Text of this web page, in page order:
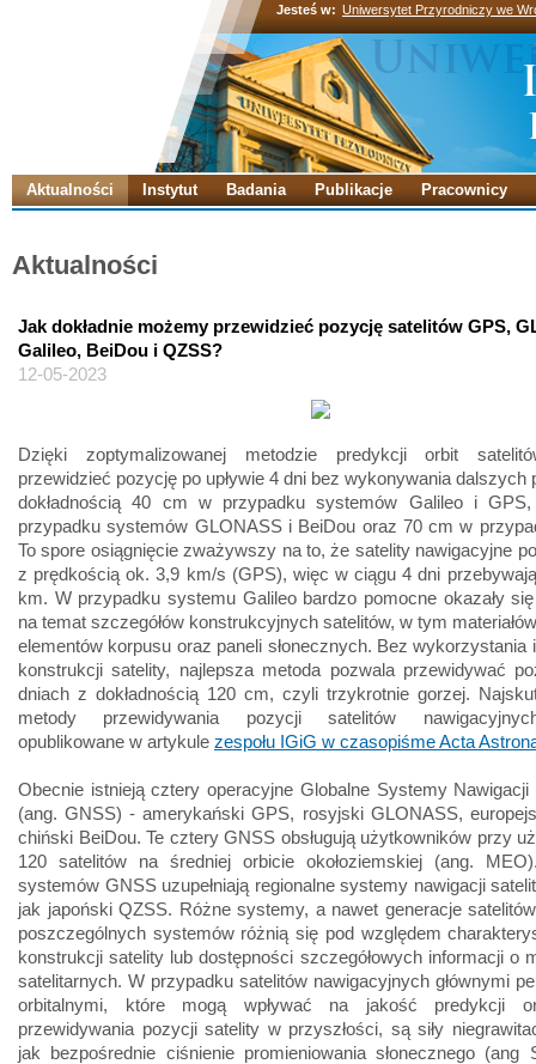
Jesteś w: Uniwersytet Przyrodniczy we
Aktualności Instytut Badania Publikacje Pracownicy
Aktualności
Jak dokładnie możemy przewidzieć pozycję satelitów GPS,
Galileo, BeiDou i QZSS?
12-05-2023
Dzięki zoptymalizowanej metodzie predykcji orbit
przewidzieć pozycję po upływie 4 dni bez wykonywania dalszych
dokładnością 40 cm w przypadku systemów Galileo i
przypadku systemów GLONASS i BeiDou oraz 70 cm w
To spore osiągnięcie zważywszy na to, że satelity nawigacyjne
z prędkością ok. 3,9 km/s (GPS), więc w ciągu 4 dni
km. W przypadku systemu Galileo bardzo pomocne okazały
na temat szczegółów konstrukcyjnych satelitów, w tym
elementów korpusu oraz paneli słonecznych. Bez wykorzystania
konstrukcji satelity, najlepsza metoda pozwala przewidywać
dniach z dokładnością 120 cm, czyli trzykrotnie gorzej.
metody przewidywania pozycji satelitów
opublikowane w artykule zespołu IGiG w czasopiśme Acta
Obecnie istnieją cztery operacyjne Globalne Systemy Nawigacji
(ang. GNSS) - amerykański GPS, rosyjski GLONASS,
chiński BeiDou. Te cztery GNSS obsługują użytkowników przy
120 satelitów na średniej orbicie okołoziemskiej (ang.
systemów GNSS uzupełniają regionalne systemy nawigacji
jak japoński QZSS. Różne systemy, a nawet generacje
poszczególnych systemów różnią się pod względem
konstrukcji satelity lub dostępności szczegółowych informacji o
satelitarnych. W przypadku satelitów nawigacyjnych głównymi
orbitalnymi, które mogą wpływać na jakość predykcji
przewidywania pozycji satelity w przyszłości, są siły
jak bezpośrednie ciśnienie promieniowania słonecznego (ang